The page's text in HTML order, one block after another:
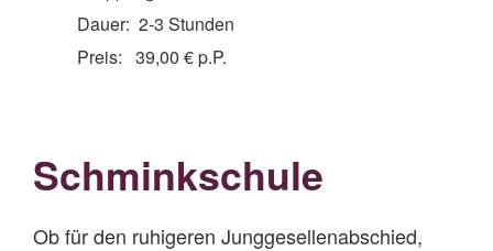
Dauer: 2-3 Stunden
Preis: 39,00 € p.P.
Schminkschule
Ob für den ruhigeren Junggesellenabschied,